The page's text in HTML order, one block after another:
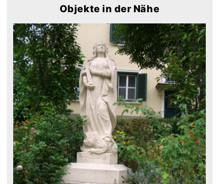
Objekte in der Nähe